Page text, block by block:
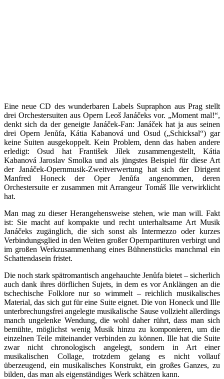
Eine neue CD des wunderbaren Labels Supraphon aus Prag stellt
drei Orchestersuiten aus Opern Leoš Janáčeks vor. „Moment mal!“,
denkt sich da der geneigte Janáček-Fan: Janáček hat ja aus seinen
drei Opern Jenůfa, Kátia Kabanová und Osud („Schicksal“) gar
keine Suiten ausgekoppelt. Kein Problem, denn das haben andere
erledigt: Osud hat František Jílek zusammengestellt, Kátia
Kabanová Jaroslav Smolka und als jüngstes Beispiel für diese Art
der Janáček-Opernmusik-Zweitverwertung hat sich der Dirigent
Manfred Honeck der Oper Jenůfa angenommen, deren
Orchestersuite er zusammen mit Arrangeur Tomáš Ille verwirklicht
hat.
Man mag zu dieser Herangehensweise stehen, wie man will. Fakt
ist: Sie macht auf kompakte und recht unterhaltsame Art Musik
Janáčeks zugänglich, die sich sonst als Intermezzo oder kurzes
Verbindungsglied in den Weiten großer Opernpartituren verbirgt und
im großen Werkzusammenhang eines Bühnenstücks manchmal ein
Schattendasein fristet.
Die noch stark spätromantisch angehauchte Jenůfa bietet – sicherlich
auch dank ihres dörflichen Sujets, in dem es vor Anklängen an die
tschechische Folklore nur so wimmelt – reichlich musikalisches
Material, das sich gut für eine Suite eignet. Die von Honeck und Ille
unterbrechungsfrei angelegte musikalische Sause vollzieht allerdings
manch ungelenke Wendung, die wohl daher rührt, dass man sich
bemühte, möglichst wenig Musik hinzu zu komponieren, um die
einzelnen Teile miteinander verbinden zu können. Ille hat die Suite
zwar nicht chronologisch angelegt, sondern in Art einer
musikalischen Collage, trotzdem gelang es nicht vollauf
überzeugend, ein musikalisches Konstrukt, ein großes Ganzes, zu
bilden, das man als eigenständiges Werk schätzen kann.